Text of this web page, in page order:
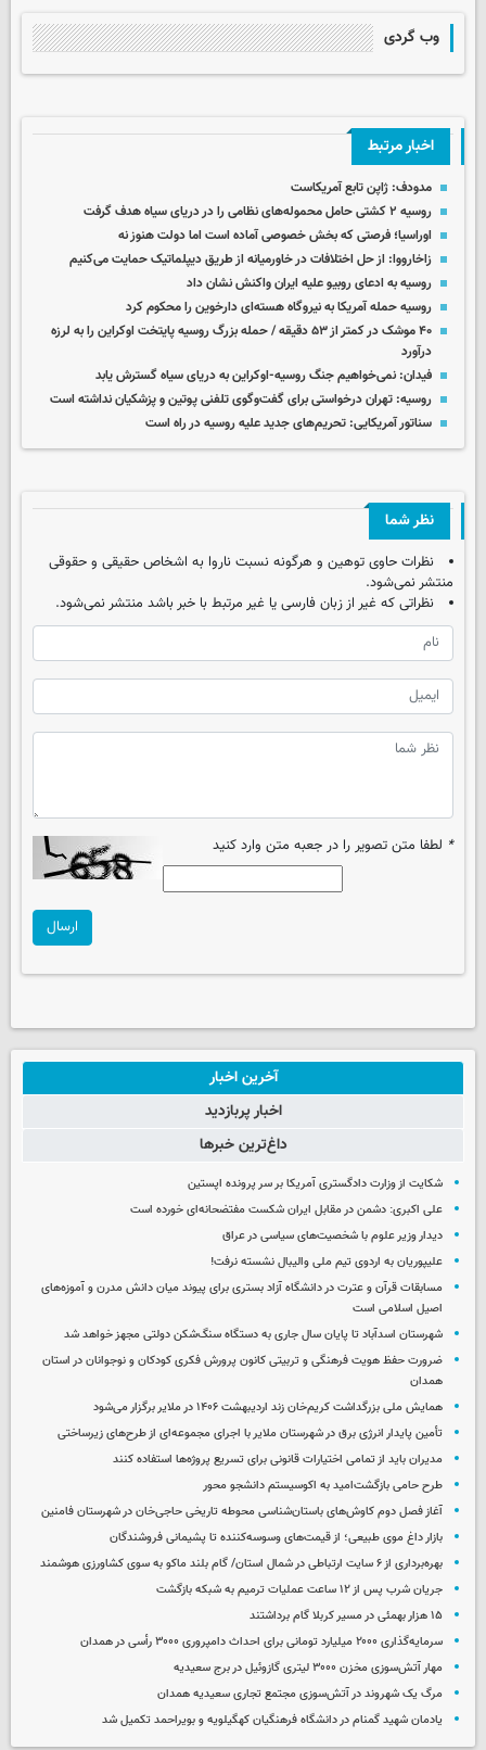
وب گردی
اخبار مرتبط
مدودف: ژاپن تابع آمریکاست
روسیه ۲ کشتی حامل محموله‌های نظامی را در دریای سیاه هدف گرفت
اوراسیا؛ فرصتی که بخش خصوصی آماده است اما دولت هنوز نه
زاخارووا: از حل اختلافات در خاورمیانه از طریق دیپلماتیک حمایت می‌کنیم
روسیه به ادعای روبیو علیه ایران واکنش نشان داد
روسیه حمله آمریکا به نیروگاه هسته‌ای دارخوین را محکوم کرد
۴۰ موشک در کمتر از ۵۳ دقیقه / حمله بزرگ روسیه پایتخت اوکراین را به لرزه
درآورد
فیدان: نمی‌خواهیم جنگ روسیه-اوکراین به دریای سیاه گسترش یابد
روسیه: تهران درخواستی برای گفت‌وگوی تلفنی پوتین و پزشکیان نداشته است
سناتور آمریکایی: تحریم‌های جدید علیه روسیه در راه است
نظر شما
نظرات حاوی توهین و هرگونه نسبت ناروا به اشخاص حقیقی و حقوقی
منتشر نمی‌شود.
نظراتی که غیر از زبان فارسی یا غیر مرتبط با خبر باشد منتشر نمی‌شود.
* لطفا متن تصویر را در جعبه متن وارد کنید
ارسال
آخرین اخبار
اخبار پربازدید
داغ‌ترین خبرها
شکایت از وزارت دادگستری آمریکا بر سر پرونده اپستین
علی اکبری: دشمن در مقابل ایران شکست مفتضحانه‌ای خورده است
دیدار وزیر علوم با شخصیت‌های سیاسی در عراق
علیپوریان به اردوی تیم ملی والیبال نشسته نرفت!
مسابقات قرآن و عترت در دانشگاه آزاد بستری برای پیوند میان دانش مدرن و آموزه‌های
اصیل اسلامی است
شهرستان اسدآباد تا پایان سال جاری به دستگاه سنگ‌شکن دولتی مجهز خواهد شد
ضرورت حفظ هویت فرهنگی و تربیتی کانون پرورش فکری کودکان و نوجوانان در استان
همدان
همایش ملی بزرگداشت کریم‌خان زند اردیبهشت ۱۴۰۶ در ملایر برگزار می‌شود
تأمین پایدار انرژی برق در شهرستان ملایر با اجرای مجموعه‌ای از طرح‌های زیرساختی
مدیران باید از تمامی اختیارات قانونی برای تسریع پروژه‌ها استفاده کنند
طرح حامی بازگشت‌امید به اکوسیستم دانشجو محور
آغاز فصل دوم کاوش‌های باستان‌شناسی محوطه تاریخی حاجی‌خان در شهرستان فامنین
بازار داغ موی طبیعی؛ از قیمت‌های وسوسه‌کننده تا پشیمانی فروشندگان
بهره‌برداری از ۶ سایت ارتباطی در شمال استان/ گام بلند ماکو به سوی کشاورزی هوشمند
جریان شرب پس از ۱۲ ساعت عملیات ترمیم به شبکه بازگشت
۱۵ هزار بهمئی در مسیر کربلا گام برداشتند
سرمایه‌گذاری ۲۰۰۰ میلیارد تومانی برای احداث دامپروری ۳۰۰۰ رأسی در همدان
مهار آتش‌سوزی مخزن ۳۰۰۰ لیتری گازوئیل در برج سعیدیه
مرگ یک شهروند در آتش‌سوزی مجتمع تجاری سعیدیه همدان
یادمان شهید گمنام در دانشگاه فرهنگیان کهگیلویه و بویراحمد تکمیل شد